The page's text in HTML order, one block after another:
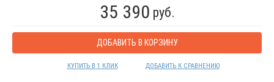
35 390 руб.
ДОБАВИТЬ В КОРЗИНУ
КУПИТЬ В 1 КЛИК ДОБАВИТЬ К СРАВНЕНИЮ